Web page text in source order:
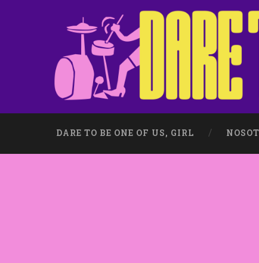
DARE TO BE ONE OF US, GIRL